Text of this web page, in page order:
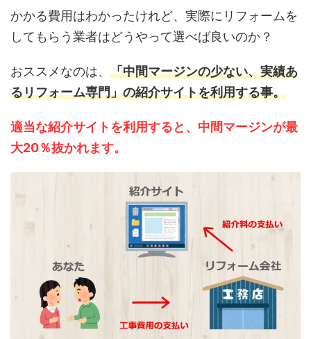
かかる費用はわかったけれど、実際にリフォームを
してもらう業者はどうやって選べば良いのか？
おススメなのは、 「中間マージンの少ない、実績あ
るリフォーム専門」の紹介サイトを利用する事。
適当な紹介サイトを利用すると、中間マージンが最
大20％抜かれます。